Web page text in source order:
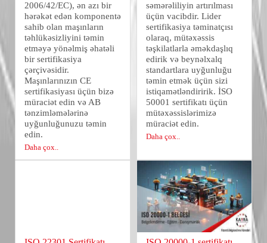
2006/42/EC), ən azı bir
hərəkət edən komponentə
sahib olan maşınların
təhlükəsizliyini təmin
etməyə yönəlmiş əhatəli
bir sertifikasiya
çərçivəsidir.
Maşınlarınızın CE
sertifikasiyası üçün bizə
müraciət edin və AB
tənzimləmələrinə
uyğunluğunuzu təmin
edin.
Daha çox..
səmərəliliyin artırılması
üçün vacibdir. Lider
sertifikasiya təminatçısı
olaraq, mütəxəssis
təşkilatlarla əməkdaşlıq
edirik və beynəlxalq
standartlara uyğunluğu
təmin etmək üçün sizi
istiqamətləndiririk. İSO
50001 sertifikatı üçün
mütəxəssislərimizə
müraciət edin.
Daha çox..